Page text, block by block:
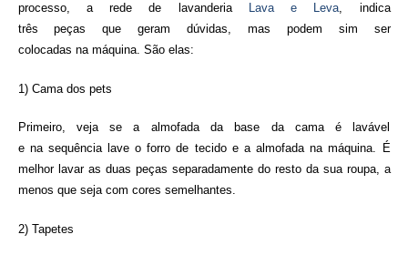
processo, a rede de lavanderia
Lava e Leva, indica
trêspeças que geram dúvidas, mas podem sim ser
colocadas na máquina. São elas:
1) Cama dos pets
Primeiro, veja se a almofada da base da cama é lavável
e nasequência lave o forro de tecido e a almofadana máquina. É
melhor lavaras duas peças separadamente do resto da sua roupa, a
menos queseja com cores semelhantes.
2) Tapetes